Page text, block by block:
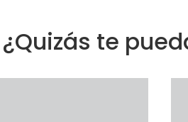
¿Quizás te